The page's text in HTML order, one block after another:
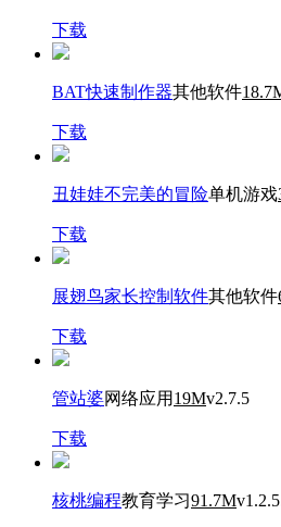
下载
BAT快速制作器其他软件
下载
丑娃娃不完美的冒险单机游戏
下载
展翅鸟家长控制软件其他软件
下载
管站婆网络应用 19Mv2.7.5
下载
核桃编程教育学习91.7M